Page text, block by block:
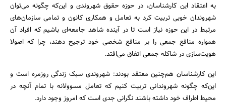
به اعتقاد این کارشناسان، در حوزه حقوق شهروندی و این‌که چگونه می‌توان
شهروندان خوبی تربیت کرد به تعامل و همکاری کانون و تمامی سازمان‌های
مرتبط در این حوزه نیاز است تا در آینده شاهد جامعه‌ای باشیم که افراد آن
همواره منافع جمعی را بر منافع شخصی خود ترجیح دهند، چرا که اصولا
هویت‌سازی در شاکله جمعی اتفاق می‌افتد.
این کارشناسان هم‌چنین معتقد بودند: شهروندی سبک زندگی روزمره است و
این‌که چگونه شهروندانی تربیت کنیم که تعامل مسوولانه با تمام آنچه در
محیط اطراف خود داشته باشند نگرانی جدی است که امروز وجود دارد.